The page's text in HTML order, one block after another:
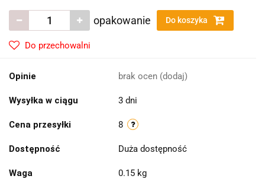
opakowanie Do koszyka
Do przechowalni
Opinie brak ocen (dodaj)
Wysyłka w ciągu 3 dni
Cena przesyłki 8
Dostępność Duża dostępność
Waga 0.15 kg